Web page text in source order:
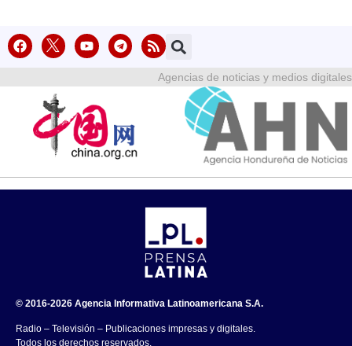
Agencias de noticias y medios digitales
© 2016-2026 Agencia Informativa Latinoamericana S.A.
Radio – Televisión – Publicaciones impresas y digitales.
Todos los derechos reservados.